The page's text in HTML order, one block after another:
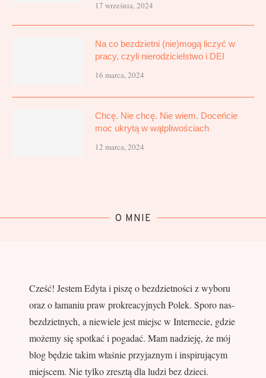
17 września, 2024
Na co bezdzietni (nie)mogą liczyć w
pracy, czyli nierodzicielstwo i DEI
16 marca, 2024
Chcę. Nie chcę. Nie wiem. Doceńcie
moc ukrytą w wątpliwościach
12 marca, 2024
O MNIE
Cześć! Jestem Edyta i piszę o bezdzietności z wyboru
oraz o łamaniu praw prokreacyjnych Polek. Sporo nas-
bezdzietnych, a niewiele jest miejsc w Internecie, gdzie
możemy się spotkać i pogadać. Mam nadzieję, że mój
blog będzie takim właśnie przyjaznym i inspirującym
miejscem. Nie tylko zresztą dla ludzi bez dzieci.